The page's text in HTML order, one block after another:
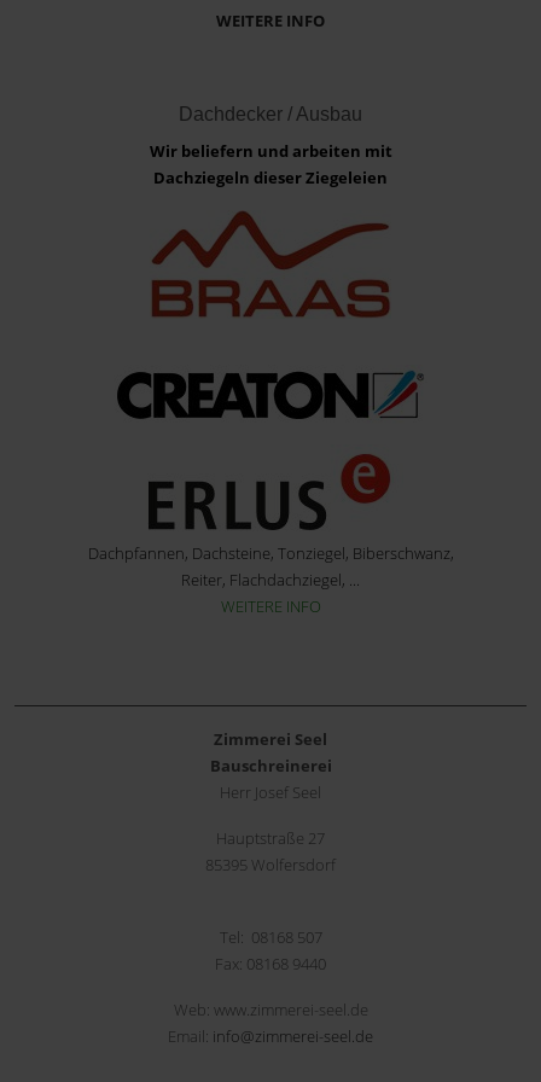
WEITERE INFO
Dachdecker / Ausbau
Wir beliefern und arbeiten mit
Dachziegeln dieser Ziegeleien
Dachpfannen, Dachsteine, Tonziegel, Biberschwanz,
Reiter, Flachdachziegel, ...
WEITERE INFO
Zimmerei Seel
Bauschreinerei
Herr Josef Seel
Hauptstraße 27
85395 Wolfersdorf
Tel: 08168 507
Fax: 08168 9440
Web: www.zimmerei-seel.de
Email: info@zimmerei-seel.de